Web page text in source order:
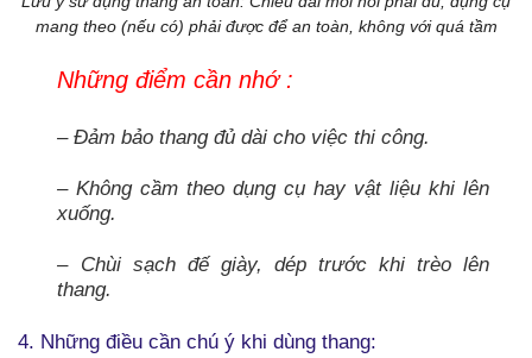
mang theo (nếu có) phải được để an toàn, không với quá tầm
Những điểm cần nhớ :
– Đảm bảo thang đủ dài cho việc thi công.
– Không cầm theo dụng cụ hay vật liệu khi lên
xuống.
– Chùi sạch đế giày, dép trước khi trèo lên
thang.
4. Những điều cần chú ý khi dùng thang: